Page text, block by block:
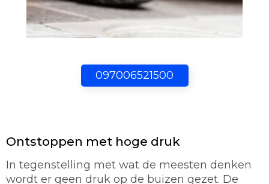
097006521500
Ontstoppen met hoge druk
In tegenstelling met wat de meesten denken
wordt er geen druk op de buizen gezet. De